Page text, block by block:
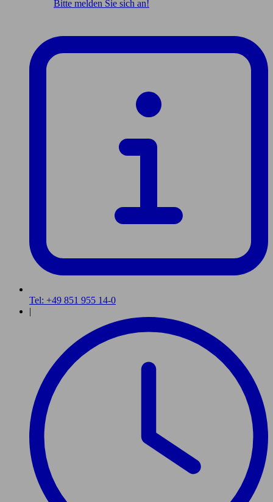
Bitte melden Sie sich an!
Tel: +49 851 955 14-0
|